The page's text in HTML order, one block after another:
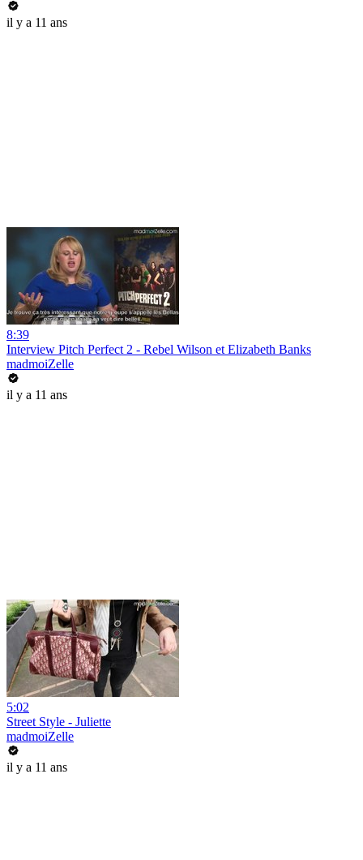
il y a 11 ans
8:39
Interview Pitch Perfect 2 - Rebel Wilson et Elizabeth Banks
madmoiZelle
il y a 11 ans
5:02
Street Style - Juliette
madmoiZelle
il y a 11 ans